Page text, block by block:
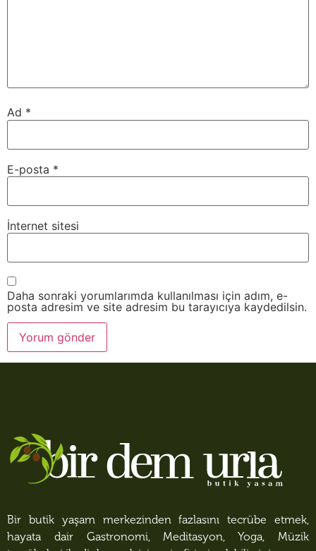
Ad *
E-posta *
İnternet sitesi
Daha sonraki yorumlarımda kullanılması için adım, e-
posta adresim ve site adresim bu tarayıcıya kaydedilsin.
Bir butik yaşam merkezinden fazlasını tecrübe etmek,
hayata dair Gastronomi, Meditasyon, Yoga, Müzik